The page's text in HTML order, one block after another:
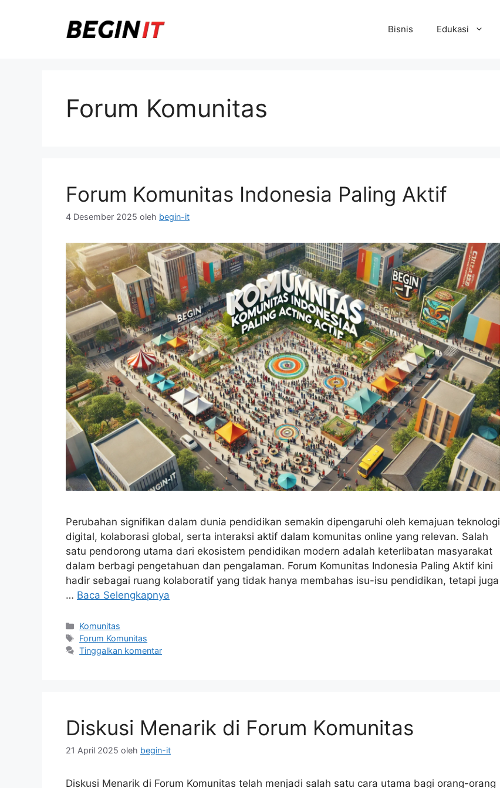
Bisnis Edukasi
Forum Komunitas
Forum Komunitas Indonesia Paling Aktif
4 Desember 2025 oleh begin-it
Perubahan signifikan dalam dunia pendidikan semakin dipengaruhi oleh kemajuan teknologi
digital, kolaborasi global, serta interaksi aktif dalam komunitas online yang relevan. Salah
satu pendorong utama dari ekosistem pendidikan modern adalah keterlibatan masyarakat
dalam berbagi pengetahuan dan pengalaman. Forum Komunitas Indonesia Paling Aktif kini
hadir sebagai ruang kolaboratif yang tidak hanya membahas isu-isu pendidikan, tetapi juga
… Baca Selengkapnya
Kategori
Komunitas
Tag
Forum Komunitas
Tinggalkan komentar
Diskusi Menarik di Forum Komunitas
21 April 2025 oleh begin-it
Diskusi Menarik di Forum Komunitas telah menjadi salah satu cara utama bagi orang-orang